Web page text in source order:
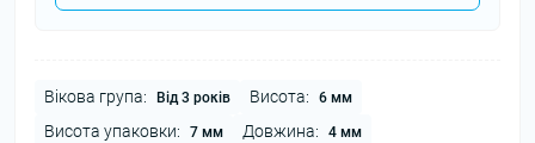
Вікова група: Від 3 років Висота: 6 мм
Висота упаковки: 7 мм Довжина: 4 мм